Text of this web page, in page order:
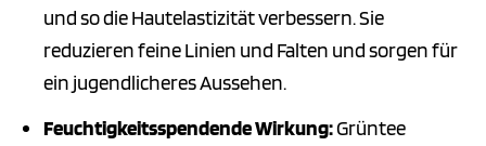
und so die Hautelastizität verbessern. Sie
reduzieren feine Linien und Falten und sorgen für
ein jugendlicheres Aussehen.
Feuchtigkeitsspendende Wirkung:Grüntee